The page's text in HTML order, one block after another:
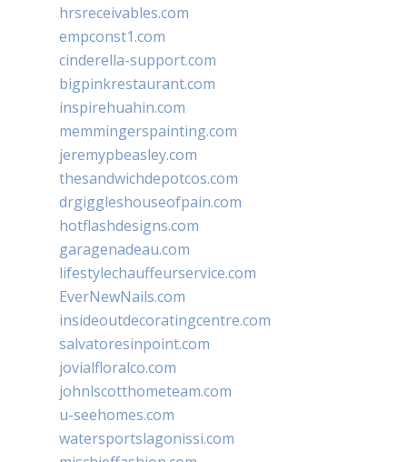
hrsreceivables.com
empconst1.com
cinderella-support.com
bigpinkrestaurant.com
inspirehuahin.com
memmingerspainting.com
jeremypbeasley.com
thesandwichdepotcos.com
drgiggleshouseofpain.com
hotflashdesigns.com
garagenadeau.com
lifestylechauffeurservice.com
EverNewNails.com
insideoutdecoratingcentre.com
salvatoresinpoint.com
jovialfloralco.com
johnlscotthometeam.com
u-seehomes.com
watersportslagonissi.com